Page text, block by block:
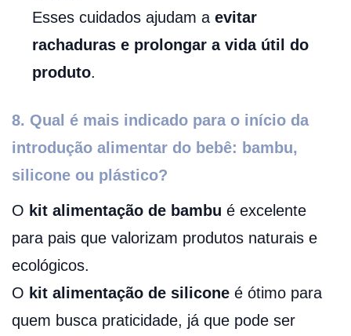
Esses cuidados ajudam a evitar
rachaduras e prolongar a vida útil do
produto.
8. Qual é mais indicado para o início da
introdução alimentar do bebê: bambu,
silicone ou plástico?
O kit alimentação de bambu é excelente
para pais que valorizam produtos naturais e
ecológicos.
O kit alimentação de silicone é ótimo para
quem busca praticidade, já que pode ser